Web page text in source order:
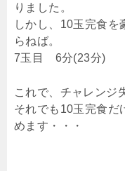
りました。
しかし、10玉完食を
らねば。
7玉目 6分(23分)
これで、チャレンジ
それでも10玉完食だ
めます・・・